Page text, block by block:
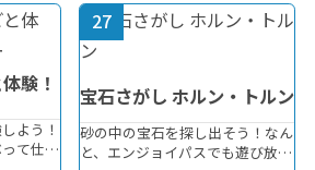
まで
以降）
意事
ご利用
はご利
中の方
ます。
験！
よう！
て仕事
27
宝石さがし ホルン・トルン
砂の中の宝石を探し出そう！なん
と、エンジョイパスでも遊び放
年齢制限
同伴必須 幼児
小学生